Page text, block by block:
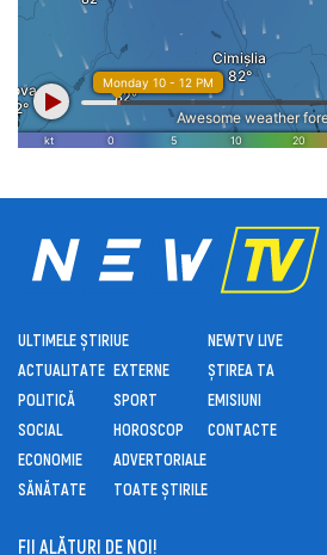
ULTIMELE ȘTIRI
ACTUALITATE
POLITICĂ
SOCIAL
ECONOMIE
SĂNĂTATE
UE
EXTERNE
SPORT
HOROSCOP
ADVERTORIALE
TOATE ȘTIRILE
NEWTV LIVE
ȘTIREA TA
EMISIUNI
CONTACTE
FII ALĂTURI DE NOI!